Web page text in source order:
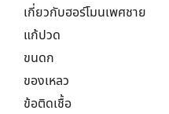
เกี่ยวกับฮอร์โมนเพศชาย
แก้ปวด
ขนดก
ของเหลว
ข้อติดเชื้อ